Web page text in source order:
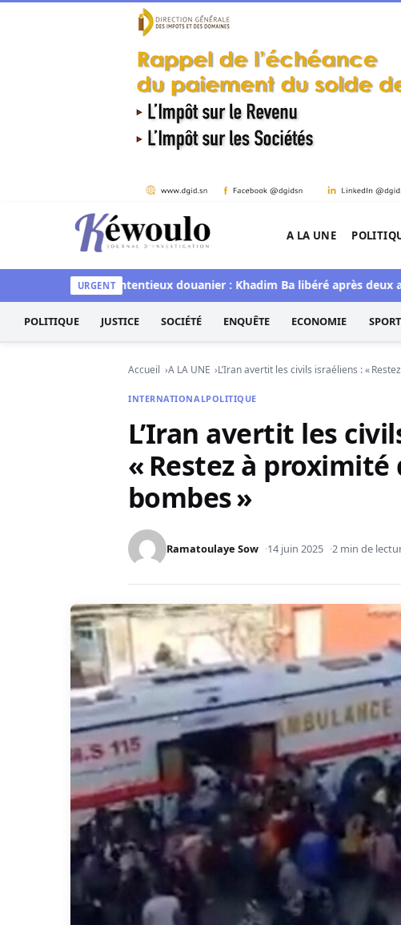
Aller au contenu
Kéwoulo, le premier site d'information et
A LA UNE
URGENT
Contentieux douanier : Khadim Ba libéré après deux ans de
POLITIQUE JUSTICE SOCIÉTÉ ENQUÊTE ECONOMIE
Accueil A LA UNE L’Iran avertit les civils israéliens : «
INTERNATIONALPOLITIQUE
L’Iran avertit les
« Restez à
bombes »
Ramatoulaye Sow 14 juin 2025 2 min de